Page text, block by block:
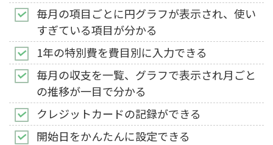
毎月の項目ごとに円グラフが表示され、使い
すぎている項目が分かる
1年の特別費を費目別に入力できる
毎月の収支を一覧、グラフで表示され月ごと
の推移が一目で分かる
クレジットカードの記録ができる
開始日をかんたんに設定できる